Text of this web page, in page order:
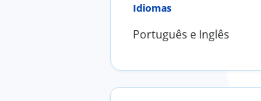
Idiomas
Português e Inglês